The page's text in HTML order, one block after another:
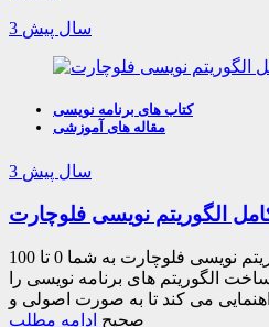
3 سال پیش
کتاب های برنامه نویسی
مقاله های آموزشی
3 سال پیش
الگوریتم نویسی فلوچارت
کتاب آموزش کامل الگوریتم نویسی فلوچارت به شما 0 تا 100
الگوریتم های برنامه نویسی را
می کند تا به صورت اصولی و
صحیح ادامه مطلب